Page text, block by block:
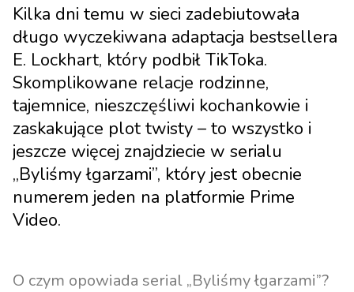
Kilka dni temu w sieci zadebiutowała
długo wyczekiwana adaptacja bestsellera
E. Lockhart, który podbił TikToka.
Skomplikowane relacje rodzinne,
tajemnice, nieszczęśliwi kochankowie i
zaskakujące plot twisty – to wszystko i
jeszcze więcej znajdziecie w serialu
„Byliśmy łgarzami”, który jest obecnie
numerem jeden na platformie Prime
Video.
O czym opowiada serial „Byliśmy łgarzami”?